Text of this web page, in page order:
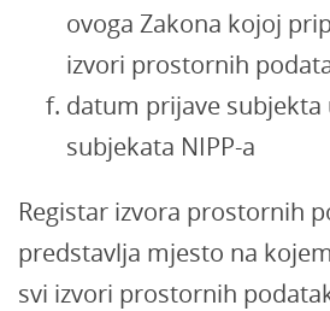
ovoga Zakona kojoj
izvori prostornih
datum prijave subjekta
subjekata NIPP-a
Registar izvora prostornih
predstavlja mjesto na
svi izvori prostornih